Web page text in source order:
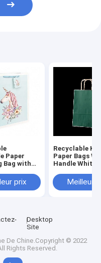
Paper
Bag with
Bag for
prix
Recyclable
Paper Bags
Handle White
CustomMeilleur
Desktop
Site
De Chine.Copyright © 2022
Rights Reserved.